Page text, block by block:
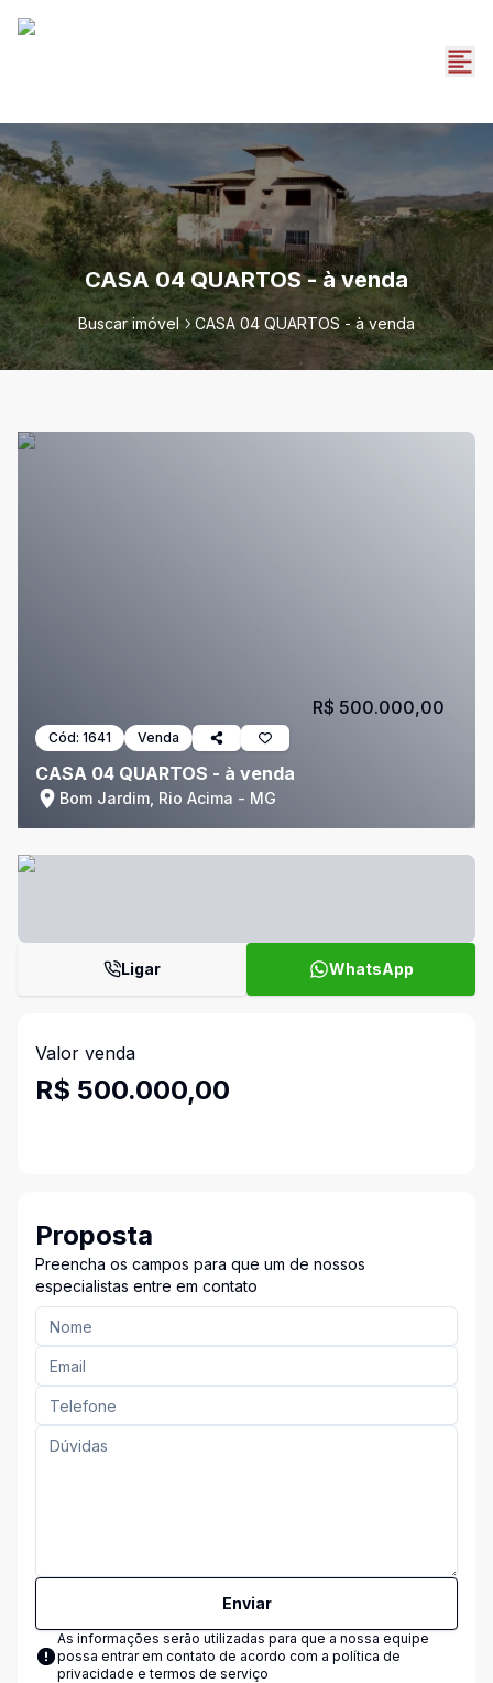
CASA 04 QUARTOS - à venda
Buscar imóvel CASA 04 QUARTOS - à venda
Cód: 1641 Venda
CASA 04 QUARTOS - à venda
Bom Jardim, Rio Acima - MG
R$ 500.000,00
Ligar WhatsApp
Valor venda
R$ 500.000,00
Proposta
Preencha os campos para que um de nossos
especialistas entre em contato
Enviar
As informações serão utilizadas para que a nossa equipe
possa entrar em contato de acordo com a política de
privacidade e termos de serviço